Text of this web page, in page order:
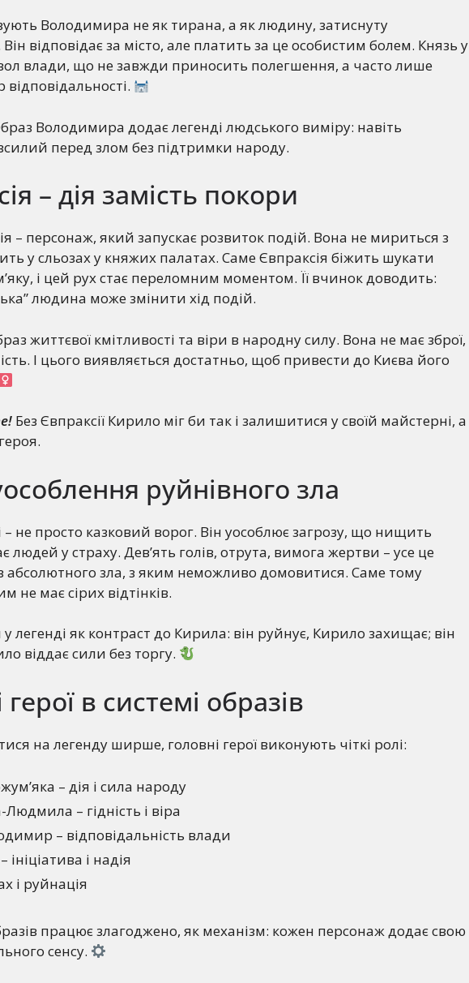
Володимира не як тирана, а як людину, затиснуту
відповідає за місто, але платить за це особистим болем. Князь у
влади, що не завжди приносить полегшення, а часто лише
Володимира додає легенді людського виміру: навіть
перед злом без підтримки народу.
– дія замість покори
– персонаж, який запускає розвиток подій. Вона не мириться з
у сльозах у княжих палатах. Саме Євпраксія біжить шукати
і цей рух стає переломним моментом. Її вчинок доводить:
людина може змінити хід подій.
життєвої кмітливості та віри в народну силу. Вона не має зброї,
І цього виявляється достатньо, щоб привести до Києва його
Без Євпраксії Кирило міг би так і залишитися у своїй майстерні, а
руйнівного зла
– не просто казковий ворог. Він уособлює загрозу, що нищить
людей у страху. Дев’ять голів, отрута, вимога жертви – усе це
абсолютного зла, з яким неможливо домовитися. Саме тому
не має сірих відтінків.
у легенді як контраст до Кирила: він руйнує, Кирило захищає; він
віддає сили без торгу.
герої в системі образів
на легенду ширше, головні герої виконують чіткі ролі:
– дія і сила народу
– гідність і віра
– відповідальність влади
ініціатива і надія
і руйнація
працює злагоджено, як механізм: кожен персонаж додає свою
сенсу.